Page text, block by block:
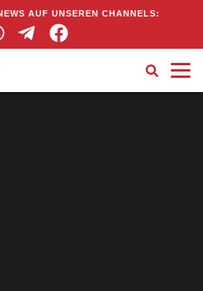
AUF UNSEREN CHANNELS: